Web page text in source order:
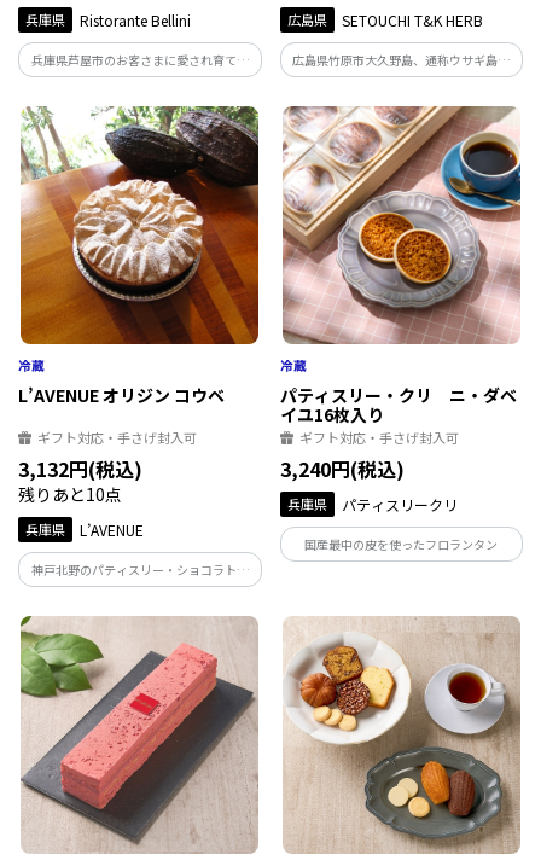
兵庫県 Ristorante Bellini
兵庫県芦屋市のお客さまに愛され育てら
れた名店、リストランテ・ベリーニの洗
練されたシェフの味をご家庭でもお楽し
みください
広島県 SETOUCHI T&K HERB
広島県竹原市大久野島、通称ウサギ島の
観光客向けに作られた可愛い「うさぎ」
マークの小箱に入った“リップ、保湿、ス
キンケア”の3つのミニバームセット。日
常使いやギフトに大人気のバームです。
L’AVENUE オリジン コウベ
ギフト対応・手さげ封入可
3,132円(税込)
残りあと10点
兵庫県 L’AVENUE
神戸北野のパティスリー・ショコラトリ
ー「L'AVENUE」の『ORIGINE KOBE』 コ
ーヒー風味のブラウニーをタルト生地と
ダックワーズでサンド ソーテルヌワイン
に漬込んだレーズンのアクセント
パティスリー・クリ ニ・ダベ
イユ16枚入り
ギフト対応・手さげ封入可
3,240円(税込)
兵庫県 パティスリークリ
国産最中の皮を使ったフロランタン